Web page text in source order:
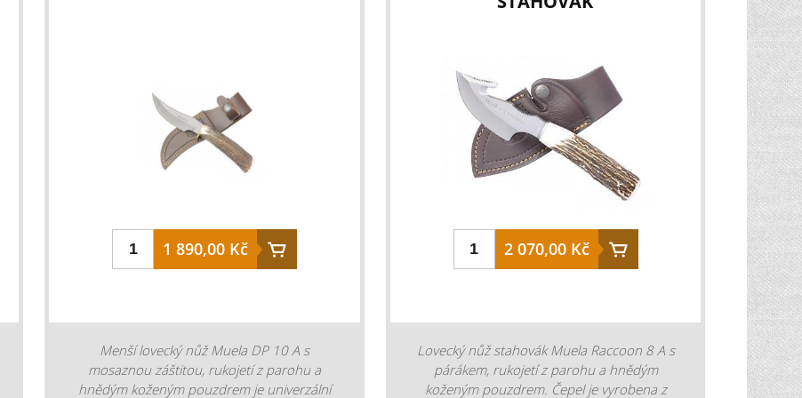
opatřen rýhováním pro pevnější úchop nože.
Střenky jsou vyrobeny z jeleního parohu a na
konci rukojeti je otvor na závěsnou šňůru.
Nůž je dodáván s koženým pouzdrem.
konstrukce nože: s pevnou čepelí ostří nože:
čepele: 12 cm délka rukojeti: 12 cm celková
délka 24 cm hmotnost nože: 234 g ocel:
3Cr13MoV
hladké tvar čepele: classic barva čepele:
cm hmotnost nože: 150 g
1 890,00 Kč
Menší lovecký nůž Muela DP 10 A s
mosaznou záštitou, rukojetí z parohu a
hnědým koženým pouzdrem je univerzální
2 070,00 Kč
Lovecký nůž stahovák Muela Raccoon 8 A s
párákem, rukojetí z parohu a hnědým
koženým pouzdrem. Čepel je vyrobena z